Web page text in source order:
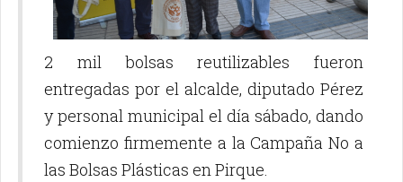
2 mil bolsas reutilizables fueron
entregadas por el alcalde, diputado Pérez
y personal municipal el día sábado, dando
comienzo firmemente a la Campaña No a
las Bolsas Plásticas en Pirque.